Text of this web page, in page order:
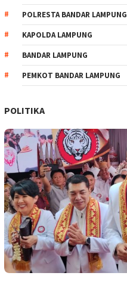
POLRESTA BANDAR LAMPUNG
KAPOLDA LAMPUNG
BANDAR LAMPUNG
PEMKOT BANDAR LAMPUNG
POLITIKA